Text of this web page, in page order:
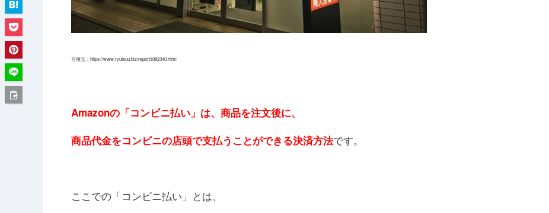
引用元：https://www.ryutsuu.biz/report/l082340.html
Amazonの「コンビニ払い」は、商品を注文後に、
商品代金をコンビニの店頭で支払うことができる決済方法です。
ここでの「コンビニ払い」とは、